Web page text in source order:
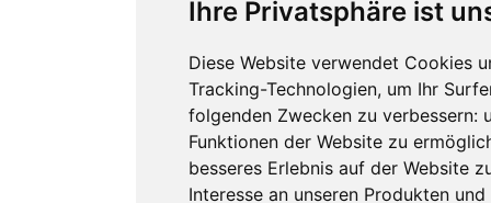
Ihre Privatsphäre ist
Diese Website verwendet Cookies
Tracking-Technologien, um Ihr
folgenden Zwecken zu verbessern:
Funktionen der Website zu
besseres Erlebnis auf der Website
Interesse an unseren Produkten